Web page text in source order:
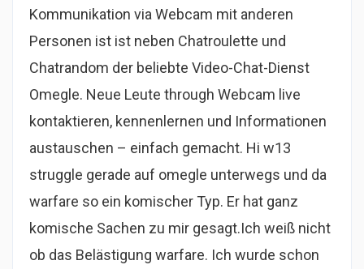
Kommunikation via Webcam mit anderen
Personen ist ist neben Chatroulette und
Chatrandom der beliebte Video-Chat-Dienst
Omegle. Neue Leute through Webcam live
kontaktieren, kennenlernen und Informationen
austauschen – einfach gemacht. Hi w13
struggle gerade auf omegle unterwegs und da
warfare so ein komischer Typ. Er hat ganz
komische Sachen zu mir gesagt.Ich weiß nicht
ob das Belästigung warfare. Ich wurde schon